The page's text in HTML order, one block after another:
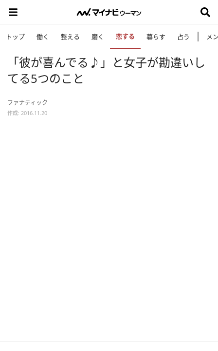
トップ 働く 整える 磨く 恋する 暮らす 占う メ
「彼が喜んでる♪」と女子が勘違いし
てる5つのこと
ファナティック
作成: 2016.11.20